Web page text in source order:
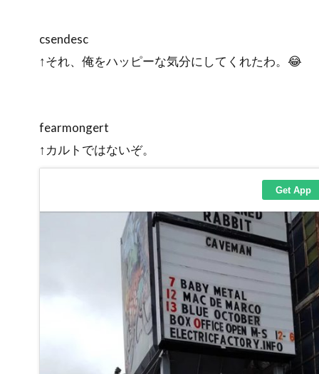
csendesc
↑それ、俺をハッピーな気分にしてくれたわ。😂
fearmongert
↑カルトではないぞ。